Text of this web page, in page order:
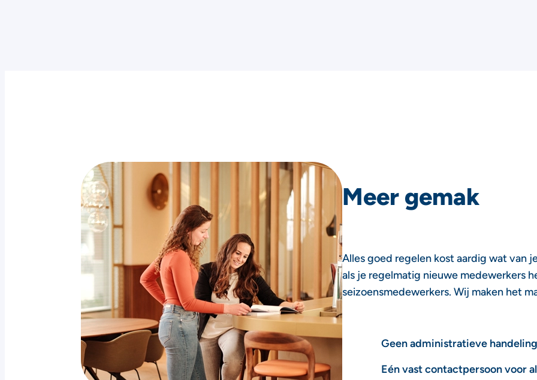
Meer gemak
Alles goed regelen kost aardig wat van
als je regelmatig nieuwe medewerkers
seizoensmedewerkers. Wij maken het
Geen administratieve
Eén vast contactpersoon voor